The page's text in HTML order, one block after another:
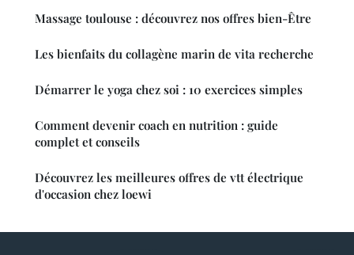
Massage toulouse : découvrez nos offres bien-Être
Les bienfaits du collagène marin de vita recherche
Démarrer le yoga chez soi : 10 exercices simples
Comment devenir coach en nutrition : guide
complet et conseils
Découvrez les meilleures offres de vtt électrique
d'occasion chez loewi